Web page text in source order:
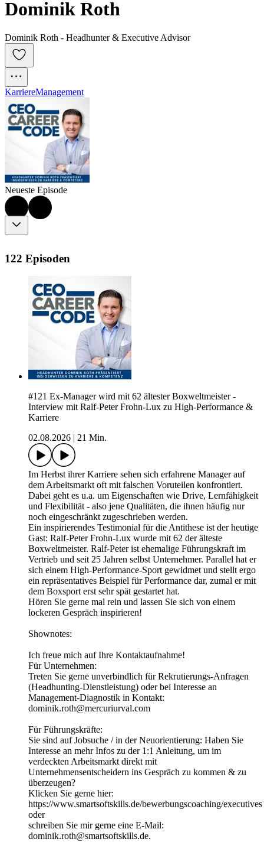
Dominik Roth
Dominik Roth - Headhunter & Executive Advisor
KarriereManagement
Neueste Episode
122 Episoden
#121 Ex-Manager wird mit 62 ältester Boxweltmeister -
Interview mit Ralf-Peter Frohn-Lux zu High-Performance &
Karriere
02.08.2026
21 Min.
Im Herbst ihrer Karriere sehen sich erfahrene Manager auf
dem Arbeitsmarkt oft mit falschen Voruteilen konfrontiert.
Dabei geht es u.a. um Eigenschaften wie Drive, Lernfähigkeit
und Flexibilität - also jene Qualitäten, die ihnen häufig nur
noch eingeschränkt zugeschrieben werden.
Ein inspirierendes Testimonial für die Antithese ist der heutige
Gast: Ralf-Peter Frohn-Lux wurde mit 62 der älteste
Boxweltmeister. Ralf-Peter ist ehemalige Führungskraft im
Vertrieb und seit 25 Jahren selbst Unternehmer. Parallel hat er
sich einem High-Performance-Sport gewidmet und stellt ergo
ein repräsentatives Beispiel für Performance dar, zumal er mit
dem Boxsport erst sehr spät gestartet hat.
Hören Sie gerne mal rein und lassen Sie sich von einem
lockeren Gespräch inspirieren!
Shownotes:
Ich freue mich auf Ihre Kontaktaufnahme!
Für Unternehmen:
Treten Sie gerne unverbindlich für Rekrutierungs-Anfragen
(Headhunting-Dienstleistung) oder bei Interesse an
Management-Diagnostik in Kontakt:
dominik.roth@mercuriurval.com
Für Führungskräfte:
Sie sind auf Jobsuche / in der Neuorientierung: Haben Sie
Interesse an mehr Infos zu der 1:1 Anleitung, um im
verdeckten Arbeitsmarkt direkt mit
Unternehmensentscheidern ins Gespräch zu kommen & zu
überzeugen?
Klicken Sie gerne hier:
https://www.smartsoftskills.de/bewerbungscoaching/executives
oder
schreiben Sie mir gerne eine E-Mail:
dominik.roth@smartsoftskills.de.